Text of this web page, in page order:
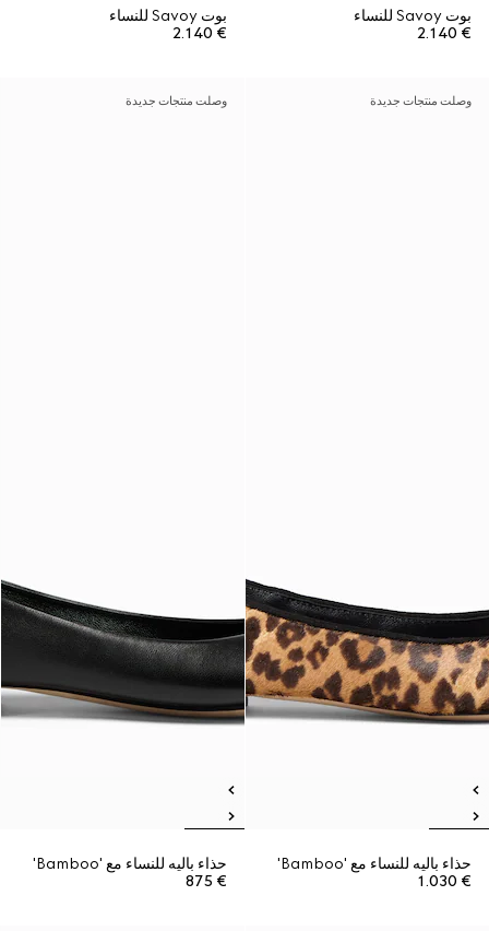
بوت Savoy للنساء
€ 2.140
بوت Savoy للنساء
€ 2.140
وصلت منتجات جديدة
حذاء باليه للنساء مع 'Bamboo'
€ 1.030
وصلت منتجات جديدة
حذاء باليه للنساء مع 'Bamboo'
€ 875